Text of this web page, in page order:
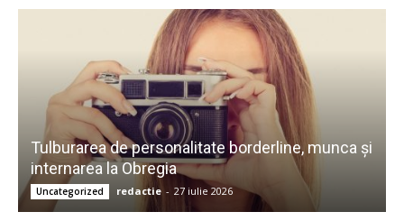
Tulburarea de personalitate borderline, munca și
internarea la Obregia
Uncategorized redactie - 27 iulie 2026